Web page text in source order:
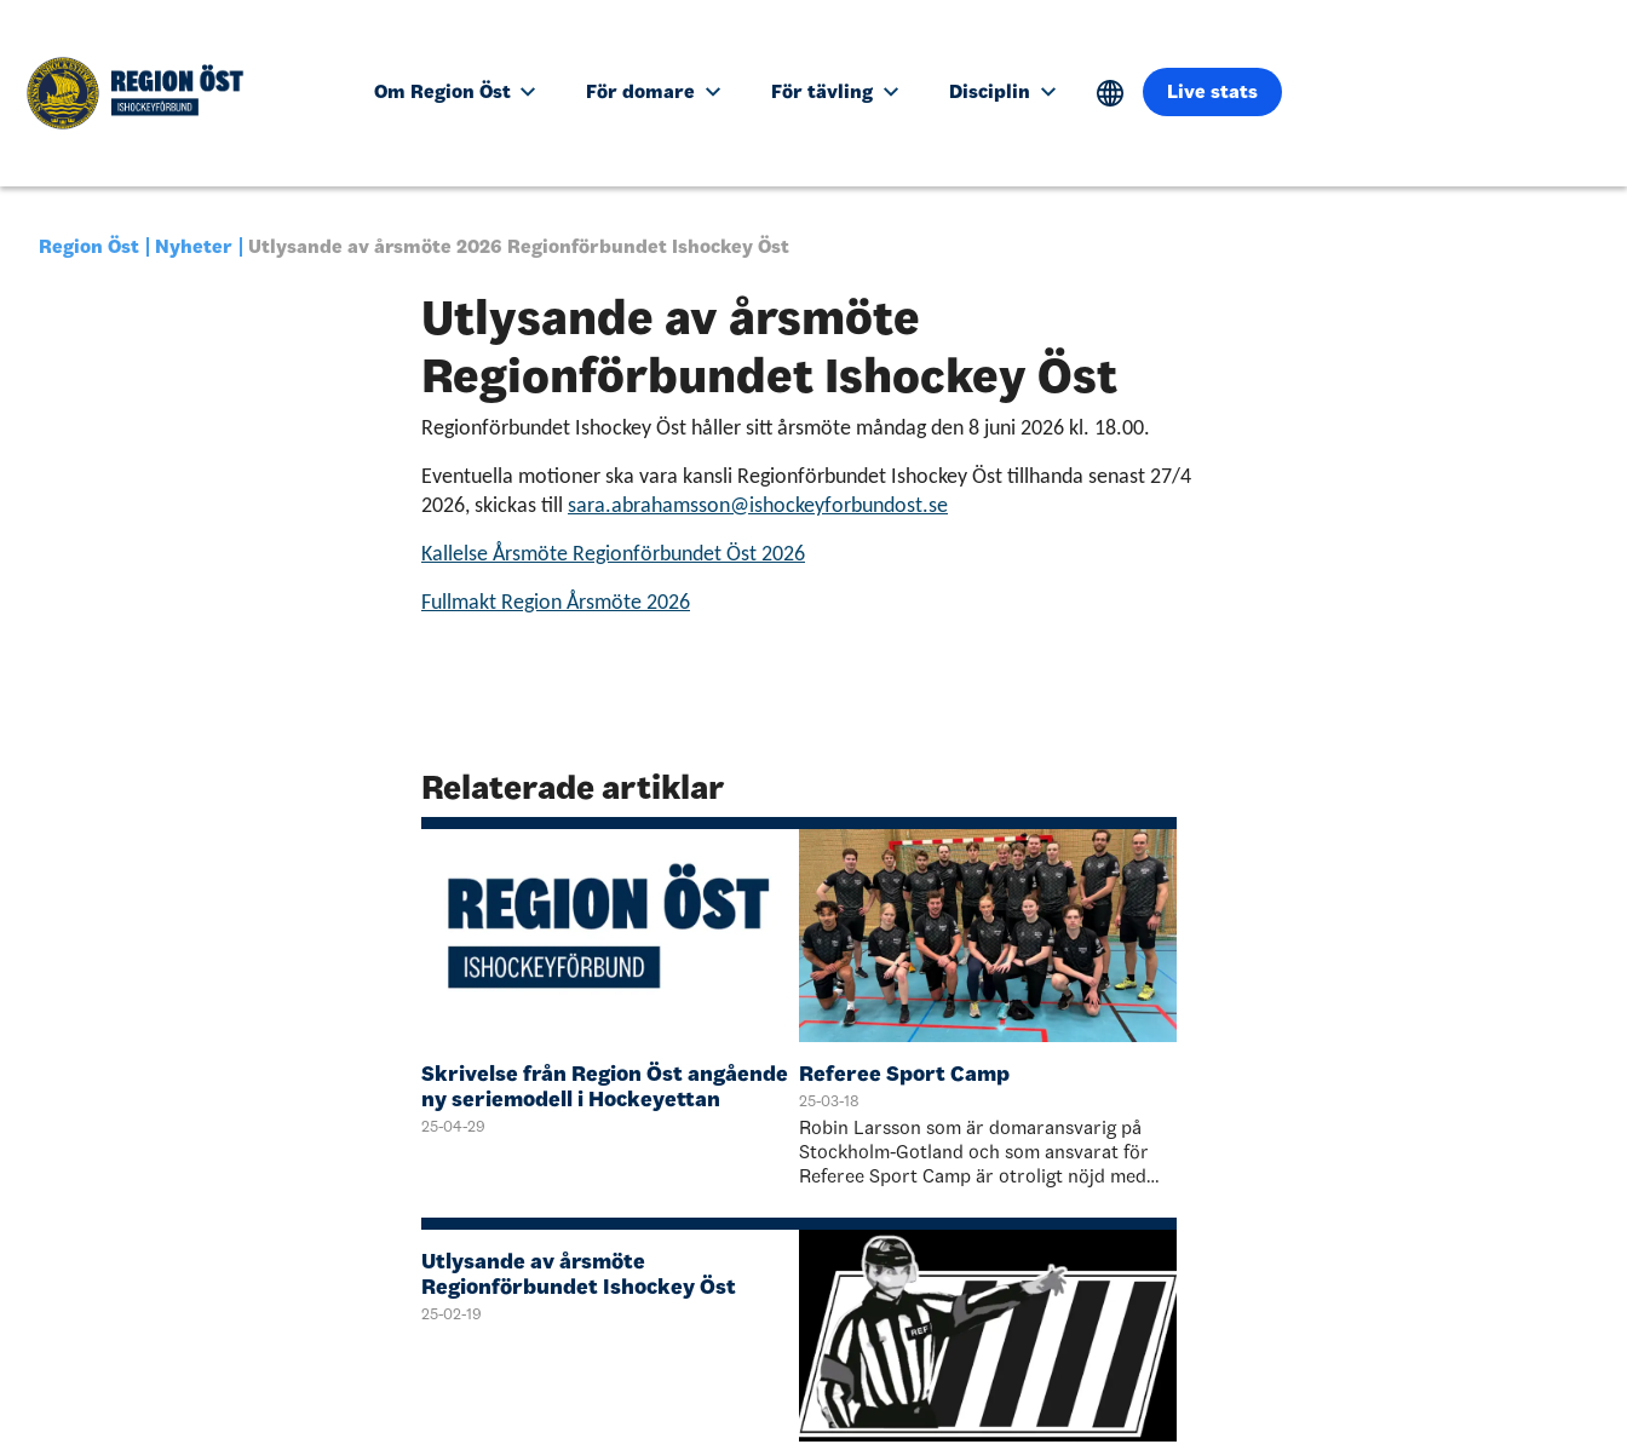
Om Region Öst För domare För tävling Disciplin Live stats
Region Öst Nyheter Utlysande av årsmöte 2026 Regionförbundet Ishockey Öst
Utlysande av årsmöte
Regionförbundet Ishockey Öst
Regionförbundet Ishockey Öst håller sitt årsmöte måndag den 8 juni 2026 kl. 18.00.
Eventuella motioner ska vara kansli Regionförbundet Ishockey Öst tillhanda senast 27/4
2026, skickas till sara.abrahamsson@ishockeyforbundost.se
Kallelse Årsmöte Regionförbundet Öst 2026
Fullmakt Region Årsmöte 2026
Relaterade artiklar
Skrivelse från Region Öst angående
ny seriemodell i Hockeyettan
25-04-29
Referee Sport Camp
25-03-18
Robin Larsson som är domaransvarig på
Stockholm-Gotland och som ansvarat för
Referee Sport Camp är otroligt nöjd med
domarcamp. Kopplat till Strategi 203…
Utlysande av årsmöte
Regionförbundet Ishockey Öst
25-02-19